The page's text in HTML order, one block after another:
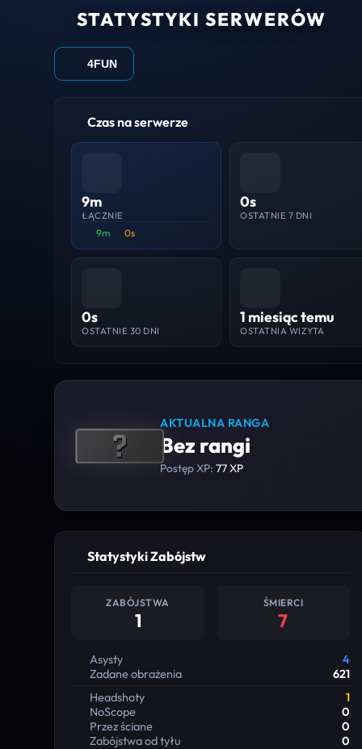
STATYSTYKI SERWERÓW
4FUN
Czas na serwerze
9m
ŁĄCZNIE
9m 0s
0s
OSTATNIE 7 DNI
0s
OSTATNIE 30 DNI
1 miesiąc temu
OSTATNIA WIZYTA
AKTUALNA RANGA
Bez rangi
Postęp XP:77 XP
Statystyki Zabójstw
ZABÓJSTWA
1
ŚMIERCI
7
Asysty
4
Zadane obrażenia
621
Headshoty
1
NoScope
0
Przez ściane
0
Zabójstwa od tyłu
0